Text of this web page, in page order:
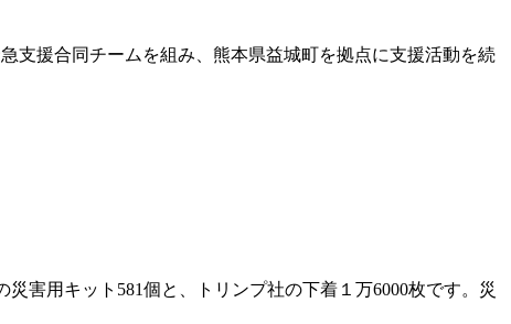
支援合同チームを組み、熊本県益城町を拠点に支援活動を続
害用キット581個と、トリンプ社の下着１万6000枚です。災